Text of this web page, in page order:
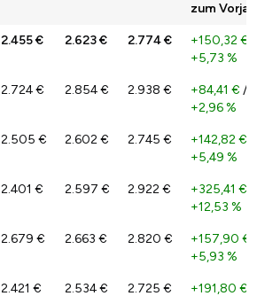
zum
2.455 € 2.623 € 2.774 € +150,32 €
+5,73 %
2.724 € 2.854 € 2.938 € +84,41 € /
+2,96 %
2.505 € 2.602 € 2.745 € +142,82 €
+5,49 %
2.401 € 2.597 € 2.922 € +325,41 €
+12,53 %
2.679 € 2.663 € 2.820 € +157,90 €
+5,93 %
2.421 € 2.534 € 2.725 € +191,80 €